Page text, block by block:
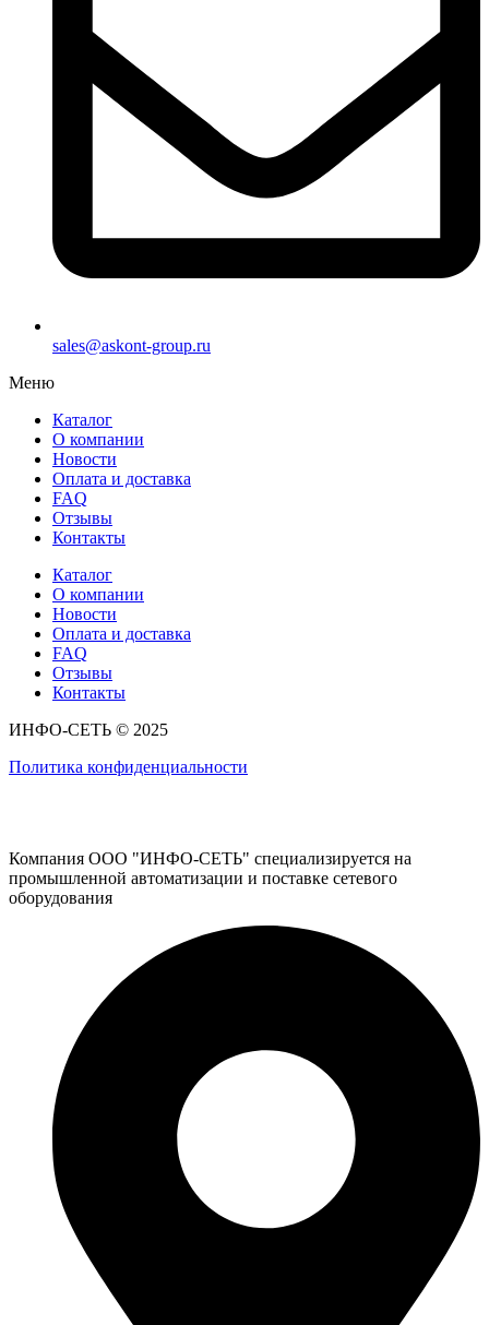
sales@askont-group.ru
Меню
Каталог
О компании
Новости
Оплата и доставка
FAQ
Отзывы
Контакты
Каталог
О компании
Новости
Оплата и доставка
FAQ
Отзывы
Контакты
ИНФО-СЕТЬ © 2025
Политика конфиденциальности
Компания ООО "ИНФО-СЕТЬ" специализируется на
промышленной автоматизации и поставке сетевого
оборудования